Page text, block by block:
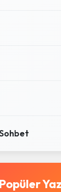
Popüler